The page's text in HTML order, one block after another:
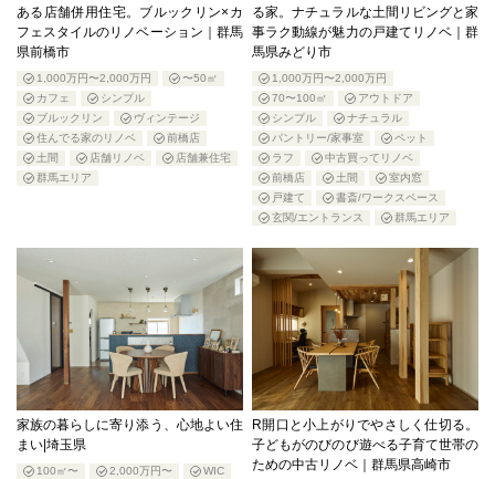
ある店舗併用住宅。ブルックリン×カ
フェスタイルのリノベーション｜群馬
県前橋市
1,000万円〜2,000万円
〜50㎡
カフェ
シンプル
ブルックリン
ヴィンテージ
住んでる家のリノベ
前橋店
土間
店舗リノベ
店舗兼住宅
群馬エリア
る家。ナチュラルな土間リビングと家
事ラク動線が魅力の戸建てリノベ｜群
馬県みどり市
1,000万円〜2,000万円
70〜100㎡
アウトドア
シンプル
ナチュラル
パントリー/家事室
ペット
ラフ
中古買ってリノベ
前橋店
土間
室内窓
戸建て
書斎/ワークスペース
玄関/エントランス
群馬エリア
家族の暮らしに寄り添う、心地よい住
まい|埼玉県
100㎡〜 2,000万円〜
WIC
R開口と小上がりでやさしく仕切る。
子どもがのびのび遊べる子育て世帯の
ための中古リノベ｜群馬県高崎市